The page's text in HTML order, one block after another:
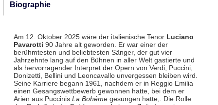
Biographie
Am 12. Oktober 2025 wäre der italienische Tenor Luciano
Pavarotti 90 Jahre alt geworden. Er war einer der
berühmtesten und beliebtesten Sänger, der gut vier
Jahrzehnte lang auf den Bühnen in aller Welt gastierte und
als hervorragender Interpret der Opern von Verdi, Puccini,
Donizetti, Bellini und Leoncavallo unvergessen bleiben wird.
Seine Karriere begann 1961, nachdem er in Reggio Emilia
einen Gesangswettbewerb gewonnen hatte, bei dem er
Arien aus Puccinis La Bohémegesungen hatte,. Die Rolle